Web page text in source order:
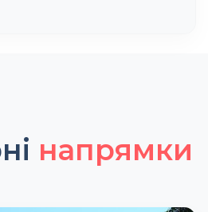
напрямки